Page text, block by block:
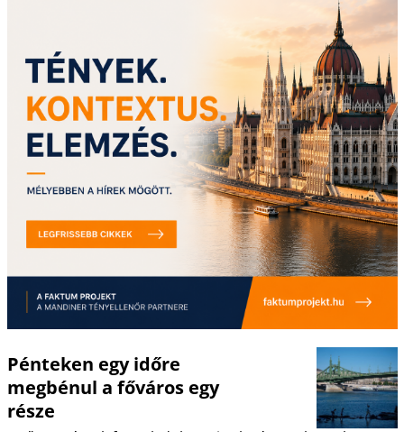
Pénteken egy időre
megbénul a főváros egy
része